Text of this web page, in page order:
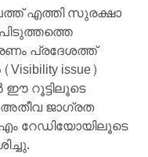
എത്തി സുരക്ഷാ
പ്രദേശത്ത്
issue)
റൂട്ടിലൂടെ
ജാഗ്രത
റേഡിയോയിലൂടെ